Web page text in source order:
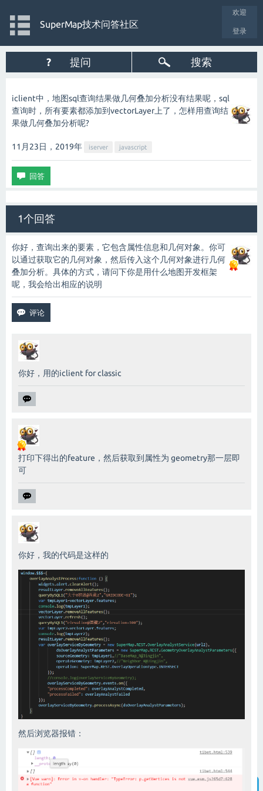
欢迎
登录
SuperMap技术问答社区
? 提问 搜索
iclient中，地图sql查询结果做几何叠加分析没有结果呢，sql
查询时，所有要素都添加到vectorLayer上了，怎样用查询结
果做几何叠加分析呢?
11月23日，2019年 iserver javascript
1个回答
你好，查询出来的要素，它包含属性信息和几何对象。你可
以通过获取它的几何对象，然后传入这个几何对象进行几何
叠加分析。具体的方式，请问下你是用什么地图开发框架
呢，我会给出相应的说明
你好，用的iclient for classic
打印下得出的feature，然后获取到属性为 geometry那一层即
可
你好，我的代码是这样的
然后浏览器报错：